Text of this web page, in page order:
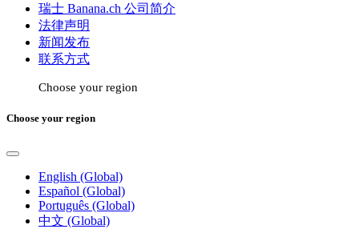
瑞士 Banana.ch 公司简介
法律声明
新闻发布
联系方式
Choose your region
Choose your region
English (Global)
Español (Global)
Português (Global)
中文 (Global)